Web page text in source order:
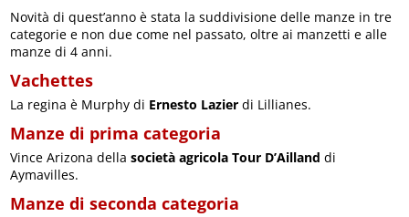
Novità di quest’anno è stata la suddivisione delle manze in tre
categorie e non due come nel passato, oltre ai manzetti e alle
manze di 4 anni.
Vachettes
La regina è Murphy di Ernesto Lazier di Lillianes.
Manze di prima categoria
Vince Arizona della società agricola Tour D’Ailland di
Aymavilles.
Manze di seconda categoria